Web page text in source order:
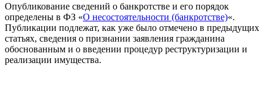
Опубликование сведений о банкротстве и его порядок
определены в ФЗ «О несостоятельности (банкротстве)«.
Публикации подлежат, как уже было отмечено в предыдущих
статьях, сведения о признании заявления гражданина
обоснованным и о введении процедур реструктуризации и
реализации имущества.